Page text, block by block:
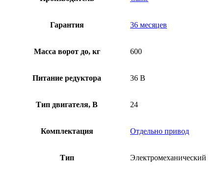
Гарантия 36 месяцев
Масса ворот до, кг 600
Питание редуктора 36 В
Тип двигателя, В 24
Комплектация Отдельно привод
Тип Электромеханический